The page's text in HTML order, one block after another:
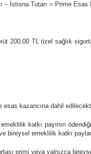
İstisna Tutarı = Prime
200,00 TL özel sağlık
esas kazancına dahil
katkı payının
bireysel emeklilik katkı
primi veya yalnızca